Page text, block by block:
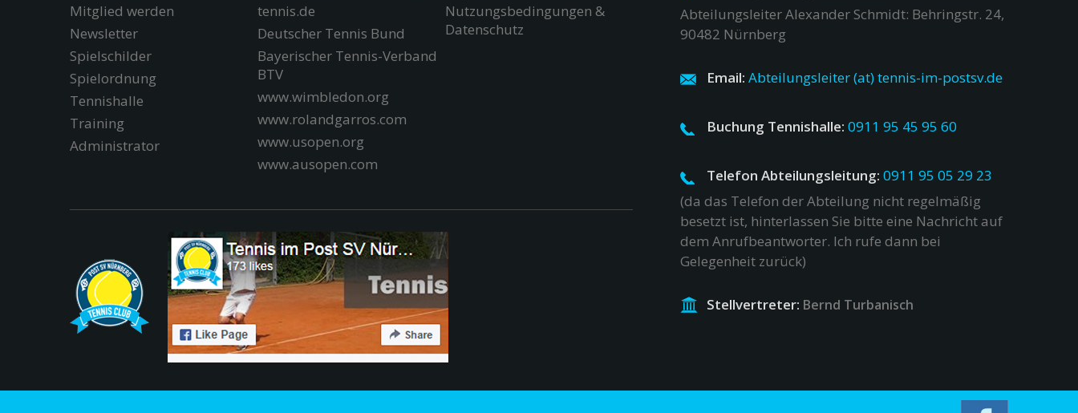
Mitglied werden
Newsletter
Spielschilder
Spielordnung
Tennishalle
Training
Administrator
tennis.de
Deutscher Tennis Bund
Bayerischer Tennis-Verband
BTV
www.wimbledon.org
www.rolandgarros.com
www.usopen.org
www.ausopen.com
Nutzungsbedingungen &
Datenschutz
Abteilungsleiter Alexander Schmidt: Behringstr. 24,
90482 Nürnberg
Email: Abteilungsleiter (at) tennis-im-postsv.de
Buchung Tennishalle: 0911 95 45 95 60
Telefon Abteilungsleitung: 0911 95 05 29 23
(da das Telefon der Abteilung nicht regelmäßig
besetzt ist, hinterlassen Sie bitte eine Nachricht auf
dem Anrufbeantworter. Ich rufe dann bei
Gelegenheit zurück)
Stellvertreter: Bernd Turbanisch